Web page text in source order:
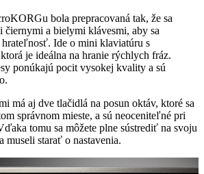
bola prepracovaná tak, že sa
čiernymi a bielymi klávesmi, aby sa
hrateľnosť. Ide o mini klaviatúru s
je ideálna na hranie rýchlych fráz.
ponúkajú pocit vysokej kvality a sú
má aj dve tlačidlá na posun oktáv, ktoré sa
správnom mieste, a sú neoceniteľné pri
tomu sa môžete plne sústrediť na svoju
museli starať o nastavenia.